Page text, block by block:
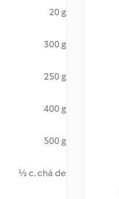
20 g
300 g
250 g
400 g
500 g
½ c. chá de